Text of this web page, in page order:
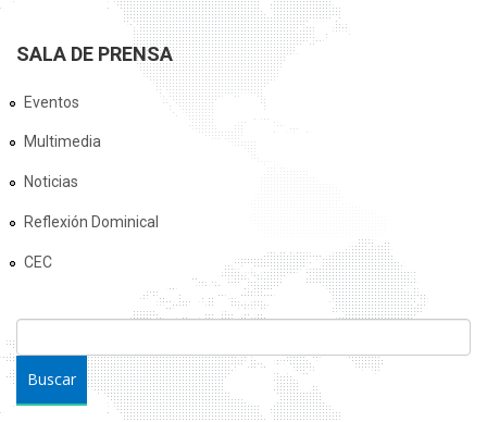
SALA DE PRENSA
Eventos
Multimedia
Noticias
Reflexión Dominical
CEC
FORMULARIO DE BÚSQUEDA